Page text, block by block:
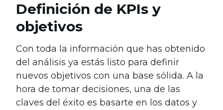
Definición de KPIs y
objetivos
Con toda la información que has obtenido
del análisis ya estás listo para definir
nuevos objetivos con una base sólida. A la
hora de tomar decisiones, una de las
claves del éxito es basarte en los datos y